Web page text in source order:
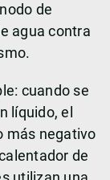
de
agua contra
cuando se
líquido, el
más negativo
de